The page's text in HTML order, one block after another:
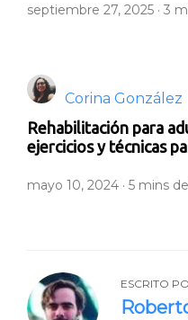
septiembre 27, 2025 · 3
Corina González
Rehabilitación para
ejercicios y técnicas
mayo 10, 2024 · 5 mins
ESCRITO